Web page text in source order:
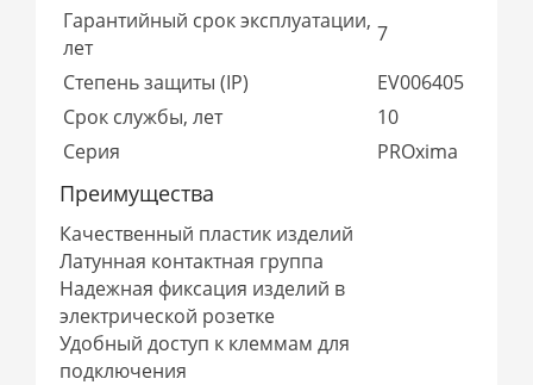
Гарантийный срок эксплуатации,
лет
7
Степень защиты (IP)
EV006405
Срок службы, лет
10
Серия
PROxima
Преимущества
Качественный пластик изделий
Латунная контактная группа
Надежная фиксация изделий в
электрической розетке
Удобный доступ к клеммам для
подключения